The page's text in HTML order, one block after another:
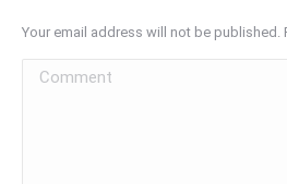
Your email address will not be published.
Comment